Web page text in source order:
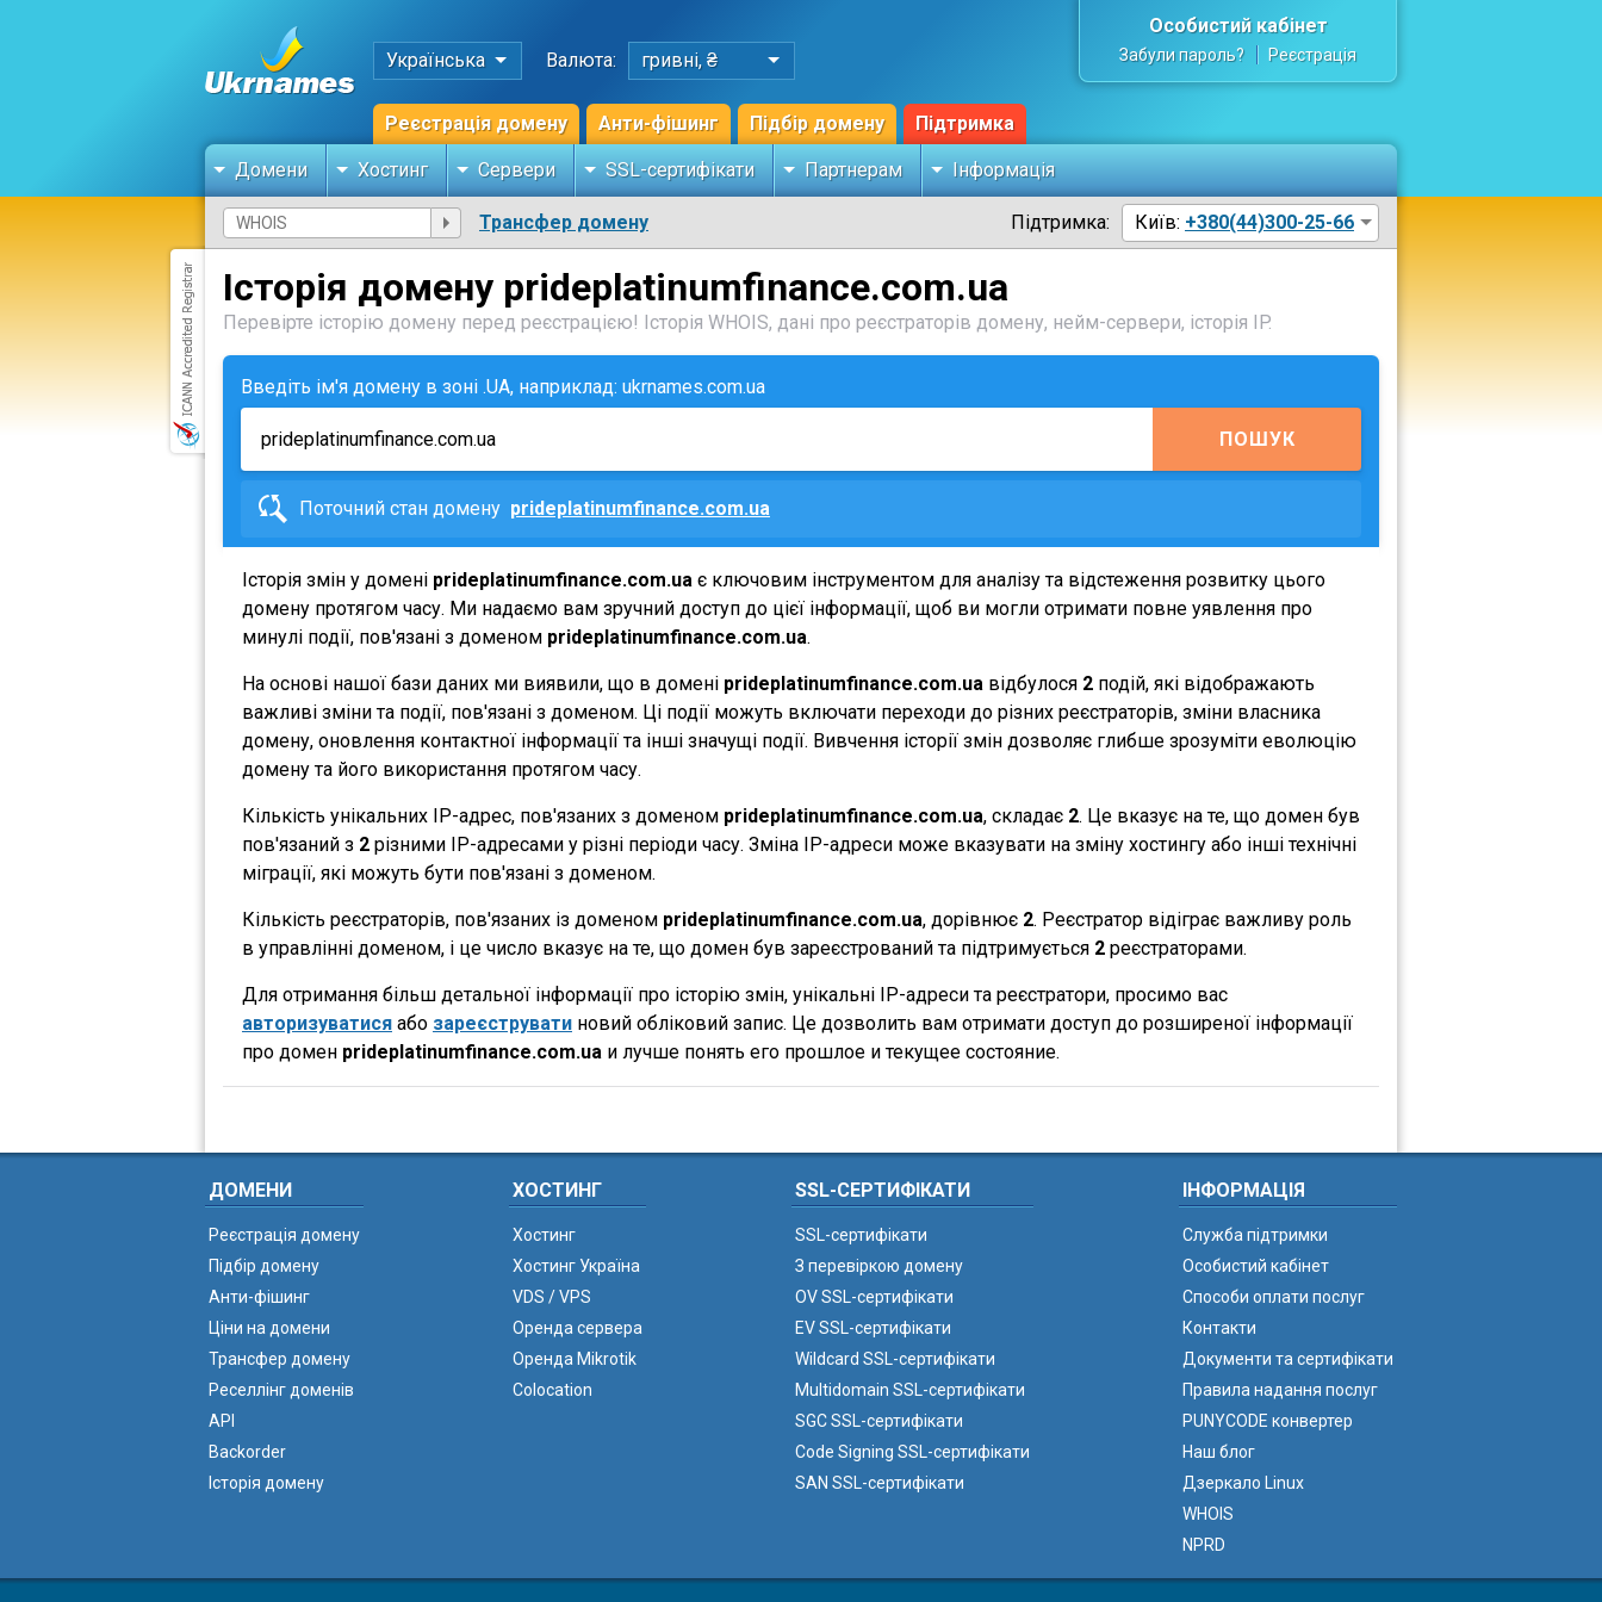
Українська Валюта: гривні, ₴
Реєстрація домену Анти-фішинг Підбір домену Підтримка
Особистий кабінет
Забули пароль? Реєстрація
Домени Хостинг Сервери SSL-сертифікати Партнерам Інформація
Трансфер домену Підтримка: Київ: +380(44)300-25-66
Історія домену prideplatinumfinance.com.ua
Перевірте історію домену перед реєстрацією! Історія WHOIS, дані про реєстраторів домену, нейм-сервери, історія IP.
Введіть ім'я домену в зоні .UA, наприклад: ukrnames.com.ua
ПОШУК
Поточний стан домену prideplatinumfinance.com.ua
Історія змін у домені prideplatinumfinance.com.ua є ключовим інструментом для аналізу та відстеження розвитку цього
домену протягом часу. Ми надаємо вам зручний доступ до цієї інформації, щоб ви могли отримати повне уявлення про
минулі події, пов'язані з доменом prideplatinumfinance.com.ua.
На основі нашої бази даних ми виявили, що в домені prideplatinumfinance.com.ua відбулося 2 подій, які відображають
важливі зміни та події, пов'язані з доменом. Ці події можуть включати переходи до різних реєстраторів, зміни власника
домену, оновлення контактної інформації та інші значущі події. Вивчення історії змін дозволяє глибше зрозуміти еволюцію
домену та його використання протягом часу.
Кількість унікальних IP-адрес, пов'язаних з доменом prideplatinumfinance.com.ua, складає 2. Це вказує на те, що домен був
пов'язаний з 2 різними IP-адресами у різні періоди часу. Зміна IP-адреси може вказувати на зміну хостингу або інші технічні
міграції, які можуть бути пов'язані з доменом.
Кількість реєстраторів, пов'язаних із доменом prideplatinumfinance.com.ua, дорівнює 2. Реєстратор відіграє важливу роль
в управлінні доменом, і це число вказує на те, що домен був зареєстрований та підтримується 2 реєстраторами.
Для отримання більш детальної інформації про історію змін, унікальні IP-адреси та реєстратори, просимо вас
авторизуватися або зареєструвати новий обліковий запис. Це дозволить вам отримати доступ до розширеної інформації
про домен prideplatinumfinance.com.ua и лучше понять его прошлое и текущее состояние.
ДОМЕНИ
Реєстрація домену
Підбір домену
Анти-фішинг
Ціни на домени
Трансфер домену
Реселлінг доменів
API
Backorder
Історія домену
ХОСТИНГ
Хостинг
Хостинг Україна
VDS / VPS
Оренда сервера
Оренда Mikrotik
Colocation
SSL-СЕРТИФІКАТИ
SSL-сертифікати
З перевіркою домену
OV SSL-сертифікати
EV SSL-сертифікати
Wildcard SSL-сертифікати
Multidomain SSL-сертифікати
SGC SSL-сертифікати
Code Signing SSL-сертифікати
SAN SSL-сертифікати
ІНФОРМАЦІЯ
Служба підтримки
Особистий кабінет
Способи оплати послуг
Контакти
Документи та сертифікати
Правила надання послуг
PUNYCODE конвертер
Наш блог
Дзеркало Linux
WHOIS
NPRD